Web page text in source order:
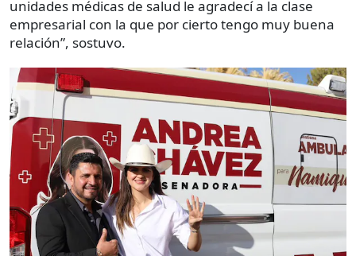
unidades médicas de salud le agradecí a la clase
empresarial con la que por cierto tengo muy buena
relación”, sostuvo.